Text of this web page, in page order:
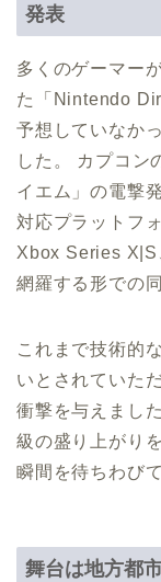
発表
多くのゲーマー
た「Nintendo
予想していなか
した。 カプコン
イエム」の電撃
対応プラットフ
Xbox Series X|S
網羅する形での
これまで技術的
いとされていた
衝撃を与えまし
級の盛り上がり
瞬間を待ちわび
舞台は地方都